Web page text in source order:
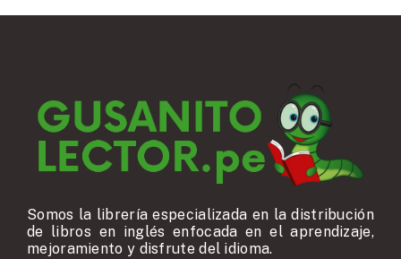
Somos la librería especializada en la distribución
de libros en inglés enfocada en el aprendizaje,
mejoramiento y disfrute del idioma.